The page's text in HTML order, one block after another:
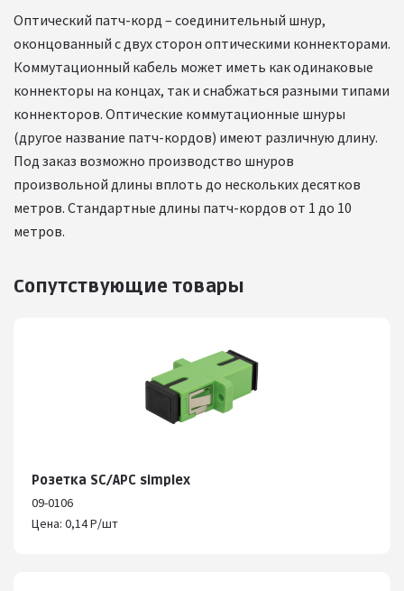
Оптический патч-корд – соединительный шнур,
оконцованный с двух сторон оптическими коннекторами.
Коммутационный кабель может иметь как одинаковые
коннекторы на концах, так и снабжаться разными типами
коннекторов. Оптические коммутационные шнуры
(другое название патч-кордов) имеют различную длину.
Под заказ возможно производство шнуров
произвольной длины вплоть до нескольких десятков
метров. Стандартные длины патч-кордов от 1 до 10
метров.
Сопутствующие товары
Розетка SC/APC simplex
09-0106
Цена: 0,14 Р/шт